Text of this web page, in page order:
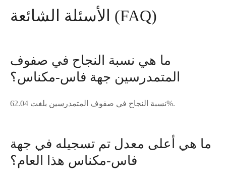
الأسئلة الشائعة (FAQ)
ما هي نسبة النجاح في صفوف
المتمدرسين جهة فاس-مكناس؟
نسبة النجاح في صفوف المتمدرسين بلغت 62.04%.
ما هي أعلى معدل تم تسجيله في جهة
فاس-مكناس هذا العام؟